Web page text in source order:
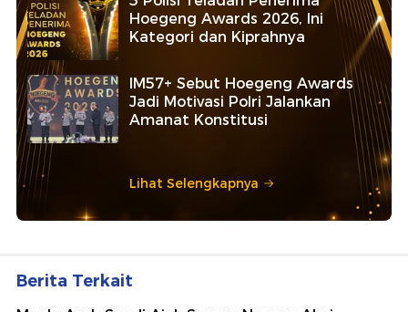
Hoegeng Awards 2026, Ini
Kategori dan Kiprahnya
IM57+ Sebut Hoegeng Awards
Jadi Motivasi Polri Jalankan
Amanat Konstitusi
Lihat Selengkapnya
Berita Terkait